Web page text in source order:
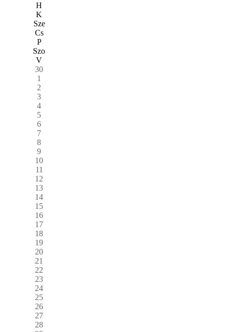
H
K
Sze
Cs
P
Szo
V
30
1
2
3
4
5
6
7
8
9
10
11
12
13
14
15
16
17
18
19
20
21
22
23
24
25
26
27
28